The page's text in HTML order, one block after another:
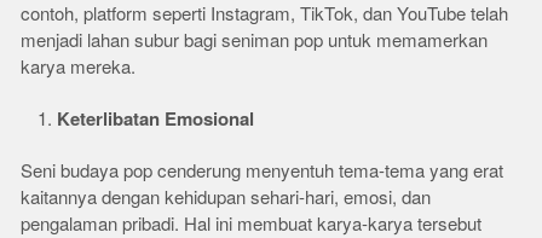
contoh, platform seperti Instagram, TikTok, dan YouTube telah
menjadi lahan subur bagi seniman pop untuk memamerkan
karya mereka.
Keterlibatan Emosional
Seni budaya pop cenderung menyentuh tema-tema yang erat
kaitannya dengan kehidupan sehari-hari, emosi, dan
pengalaman pribadi. Hal ini membuat karya-karya tersebut